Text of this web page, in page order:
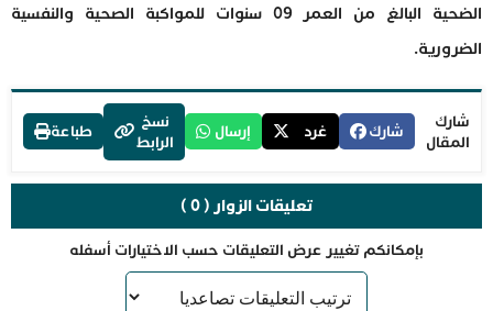
الضحية البالغ من العمر 09 سنوات للمواكبة الصحية والنفسية
الضرورية.
شارك
المقال
شارك غرد إرسال
نسخ
الرابط
طباعة
تعليقات الزوار ( 0 )
بإمكانكم تغيير عرض التعليقات حسب الاختيارات أسفله